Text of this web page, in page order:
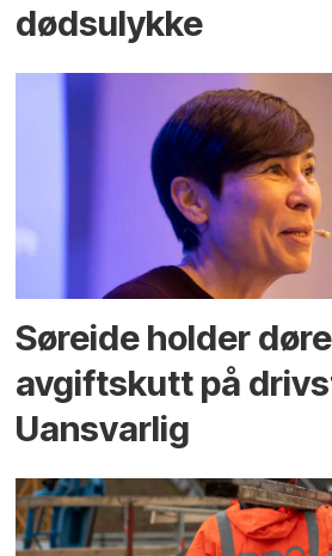
dødsulykke
Søreide holder
avgiftskutt på
Uansvarlig